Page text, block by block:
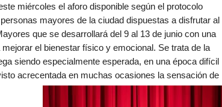
miércoles el aforo disponible según el protocolo
mayores de la ciudad dispuestas a disfrutar al
que se desarrollará del 9 al 13 de junio con una
el bienestar físico y emocional. Se trata de la
siendo especialmente esperada, en una época difícil
acrecentada en muchas ocasiones la sensación de